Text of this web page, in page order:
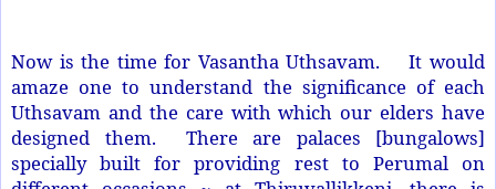
Now is the time for Vasantha Uthsavam. It would
amaze one to understand the significance of each
Uthsavam and the care with which our elders have
designed them. There are palaces [bungalows]
specially built for providing rest to Perumal on